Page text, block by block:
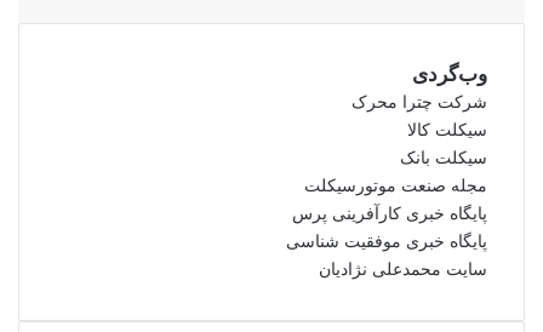
وب‌گردی
شرکت چترا محرک
سیکلت کالا
سیکلت بانک
مجله صنعت موتورسیکلت
پایگاه خبری کارآفرینی پرس
پایگاه خبری موفقیت شناسی
سایت محمدعلی نژادیان